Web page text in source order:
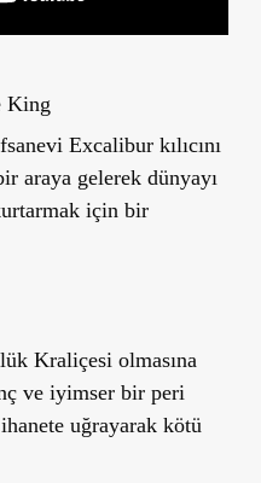
King
Excalibur kılıcını
araya gelerek dünyayı
için bir
Kraliçesi olmasına
ve iyimser bir peri
uğrayarak kötü